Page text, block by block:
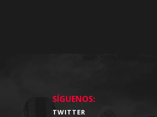
SÍGUENOS:
TWITTER